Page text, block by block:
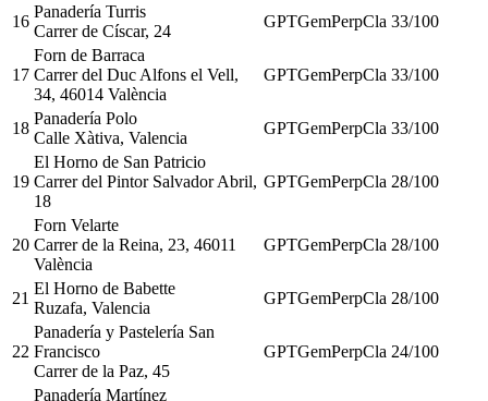
16
Panadería Turris
Carrer de Císcar, 24
GPTGemPerpCla 33/100
17
Forn de Barraca
Carrer del Duc Alfons el Vell,
34, 46014 València
GPTGemPerpCla 33/100
18
Panadería Polo
Calle Xàtiva, Valencia
GPTGemPerpCla 33/100
19
El Horno de San Patricio
Carrer del Pintor Salvador Abril,
18
GPTGemPerpCla 28/100
20
Forn Velarte
Carrer de la Reina, 23, 46011
València
GPTGemPerpCla 28/100
21
El Horno de Babette
Ruzafa, Valencia
GPTGemPerpCla 28/100
22
Panadería y Pastelería San
Francisco
Carrer de la Paz, 45
GPTGemPerpCla 24/100
Panadería Martínez